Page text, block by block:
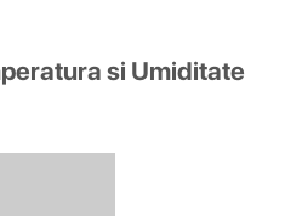
si Umiditate